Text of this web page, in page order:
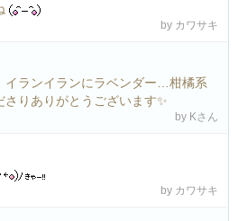
by カワサキ
イランイランにラベンダー…柑橘系
りありがとうございます✨
by Kさん
by カワサキ